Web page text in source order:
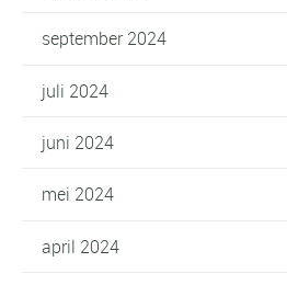
september 2024
juli 2024
juni 2024
mei 2024
april 2024